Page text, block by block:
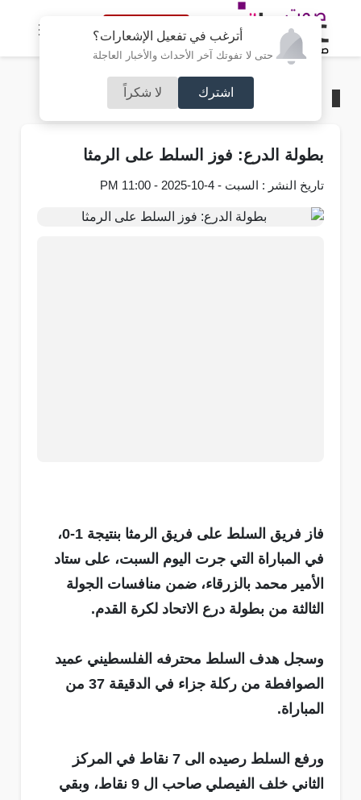
أترغب في تفعيل الإشعارات؟
حتى لا تفوتك آخر الأحداث والأخبار العاجلة
اشترك لا شكراً
النسخة الكاملة
رياضة
بطولة الدرع: فوز السلط على الرمثا
تاريخ النشر : السبت - 4-10-2025 - 11:00 PM
فاز فريق السلط على فريق الرمثا بنتيجة 1-0،
في المباراة التي جرت اليوم السبت، على ستاد
الأمير محمد بالزرقاء، ضمن منافسات الجولة
الثالثة من بطولة درع الاتحاد لكرة القدم.
وسجل هدف السلط محترفه الفلسطيني عميد
الصوافطة من ركلة جزاء في الدقيقة 37 من
المباراة.
ورفع السلط رصيده الى 7 نقاط في المركز
الثاني خلف الفيصلي صاحب ال 9 نقاط، وبقي